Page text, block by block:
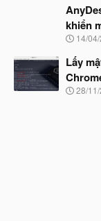
đ
ầ
u
à
b
ắ
đ
ầ
u
khiển
N
à
y
b
ắ
14/
Lấy
N
28/